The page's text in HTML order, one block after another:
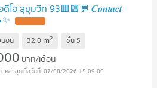
โอ สุขุมวิท 93🟥🟩💬 𝑪𝒐𝒏𝒕𝒂𝒄𝒕
อน 32.0 m2 ชั้น 5
บาท/เดือน
07/08/2026 15:09:00